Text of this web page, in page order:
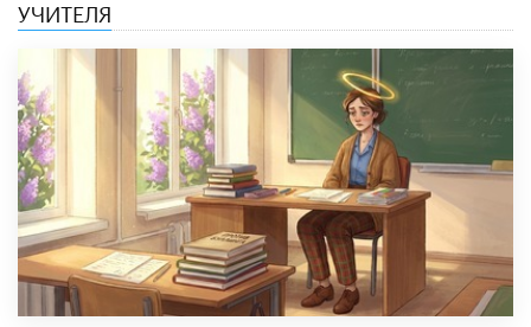
УЧИТЕЛЯ